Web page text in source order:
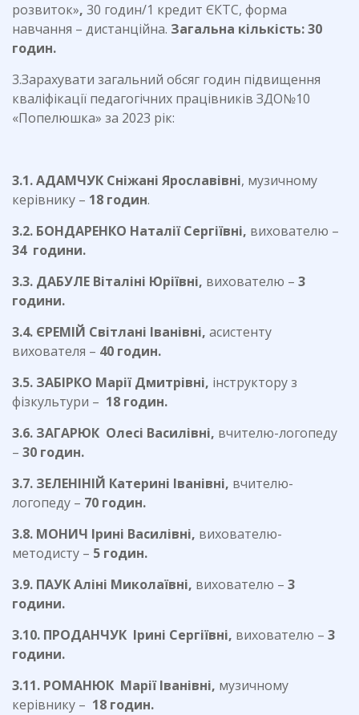
розвиток», 30 годин/1 кредит ЄКТС, форма
навчання – дистанційна. Загальна кількість: 30
годин.
3.Зарахувати загальний обсяг годин підвищення
кваліфікації педагогічних працівників ЗДО№10
«Попелюшка» за 2023 рік:
3.1. АДАМЧУК Сніжані Ярославівні, музичному
керівнику – 18 годин.
3.2. БОНДАРЕНКО Наталії Сергіївні, вихователю –
34 години.
3.3. ДАБУЛЕ Віталіні Юріївні, вихователю – 3
години.
3.4. ЄРЕМІЙ Світлані Іванівні, асистенту
вихователя – 40 годин.
3.5. ЗАБІРКО Марії Дмитрівні, інструктору з
фізкультури – 18 годин.
3.6. ЗАГАРЮК Олесі Василівні, вчителю-логопеду
– 30 годин.
3.7. ЗЕЛЕНІНІЙ Катерині Іванівні, вчителю-
логопеду – 70 годин.
3.8. МОНИЧ Ірині Василівні, вихователю-
методисту – 5 годин.
3.9. ПАУК Аліні Миколаївні, вихователю – 3
години.
3.10. ПРОДАНЧУК Ірині Сергіївні, вихователю – 3
години.
3.11. РОМАНЮК Марії Іванівні, музичному
керівнику – 18 годин.